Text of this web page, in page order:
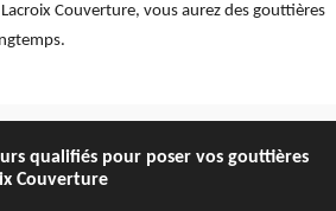
Couverture, vous aurez des gouttières
qualifiés pour poser vos gouttières
Couverture